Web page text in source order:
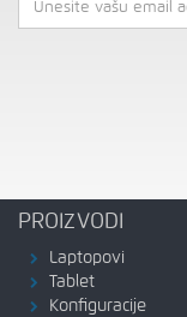
PROIZVODI
Laptopovi
Tablet
Konfiguracije